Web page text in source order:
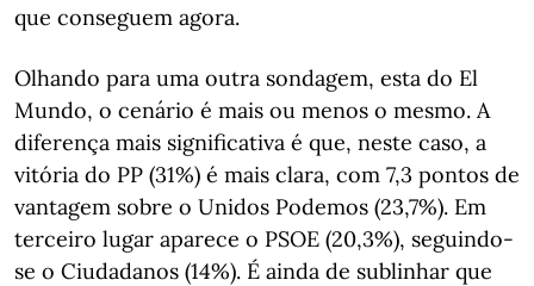
que conseguem agora.
Olhando para uma outra sondagem, esta do El
Mundo, o cenário é mais ou menos o mesmo. A
diferença mais significativa é que, neste caso, a
vitória do PP (31%) é mais clara, com 7,3 pontos de
vantagem sobre o Unidos Podemos (23,7%). Em
terceiro lugar aparece o PSOE (20,3%), seguindo-
se o Ciudadanos (14%). É ainda de sublinhar que